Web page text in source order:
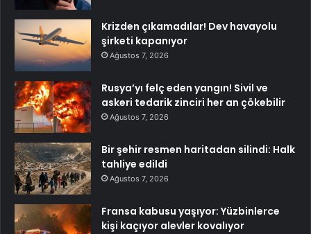
Krizden çıkamadılar! Dev havayolu
şirketi kapanıyor
Ağustos 7, 2026
Rusya’yı felç eden yangın! Sivil ve
askeri tedarik zinciri her an çökebilir
Ağustos 7, 2026
Bir şehir resmen haritadan silindi: Halk
tahliye edildi
Ağustos 7, 2026
Fransa kabusu yaşıyor: Yüzbinlerce
kişi kaçıyor alevler kovalıyor